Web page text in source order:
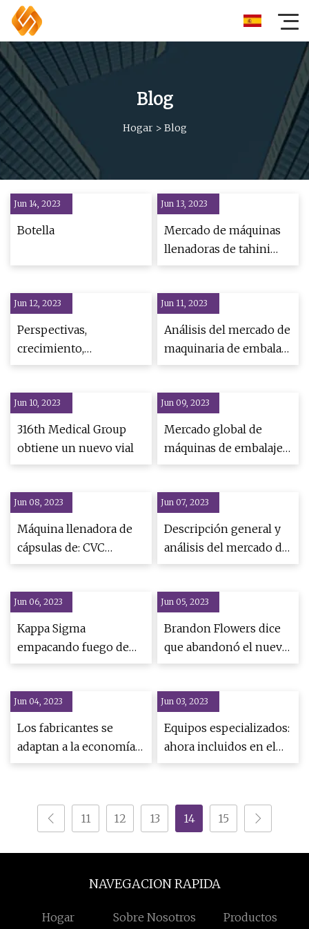
Blog
Hogar> Blog
Jun 14, 2023
Botella
Jun 13, 2023
Mercado de máquinas
llenadoras de tahini
2023
Jun 12, 2023
Perspectivas,
crecimiento,
tendencias, análisis y
global de máquinas de
llenado de polvo de
fórmula infantil para
Jun 11, 2023
Análisis del mercado de
maquinaria de embalaje
Asepti por tamaño de la
Jun 10, 2023
316th Medical Group
obtiene un nuevo vial
Jun 09, 2023
Mercado global de
máquinas de embalaje
de protección 2023:
industria, análisis
competitivo,
perspectivas futuras y
Jun 08, 2023
Máquina llenadora de
cápsulas de: CVC
Technologies, Inc.
Jun 07, 2023
Descripción general y
análisis del mercado de
máquinas automáticas
medicamentos 2023
Jun 06, 2023
Kappa Sigma
empacando fuego de
maní genera
gestión de riesgos
Jun 05, 2023
Brandon Flowers dice
que abandonó el nuevo
álbum de The Killers
Jun 04, 2023
Los fabricantes se
adaptan a la economía
cambiante,
perspectivas
Jun 03, 2023
Equipos especializados:
ahora incluidos en el
catálogo de
de la industria
alimentaria
11 12 13 14 15
NAVEGACION RAPIDA
Hogar Sobre Nosotros Productos